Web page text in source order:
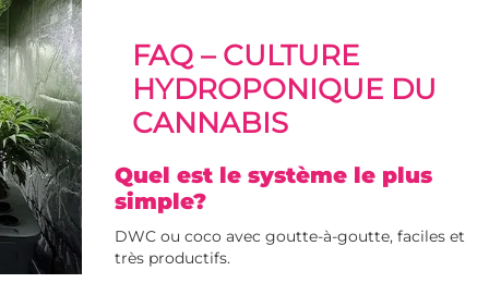
FAQ – CULTURE
HYDROPONIQUE DU
CANNABIS
Quel est le système le plus
simple?
DWC ou coco avec goutte-à-goutte, faciles et
très productifs.